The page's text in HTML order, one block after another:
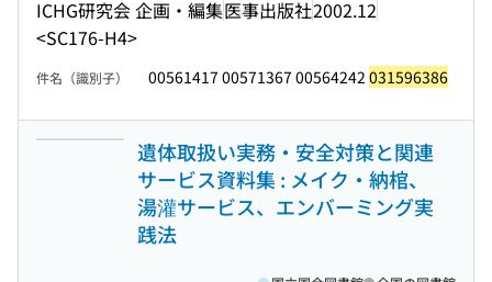
ICHG研究会 企画・編集医事出版社2002.12
<SC176-H4>
件名（識別子） 00561417 00571367 00564242 031596386
遺体取扱い実務・安全対策と関連
サービス資料集 : メイク・納棺、
湯灌サービス、エンバーミング実
践法